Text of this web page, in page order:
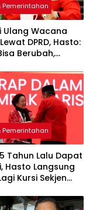
Pemerintahan
Ulang Wacana
DPRD, Hasto:
Berubah,
Pemerintahan
Tahun Lalu Dapat
Hasto Langsung
Kursi Sekjen